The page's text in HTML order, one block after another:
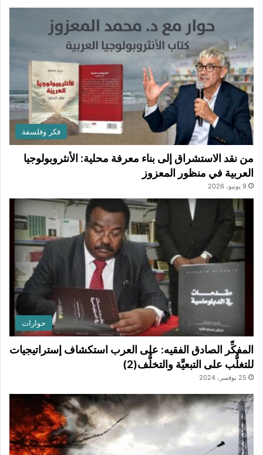
فكر وفلسفة
من نقد الاستشراق إلى بناء معرفة محلية: الأنثروبولوجيا
العربية في منظور المعزوز
9 يونيو، 2026
حوارات
المفكِّر الصادق الفقيه: على العرب استكشاف إستراتيجيات
للتغلُّب على التبعيَّة والتخلُّف(2)
25 نوفمبر، 2024